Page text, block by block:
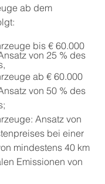
ab dem
bis € 60.000
von 25 % des
ab € 60.000
von 50 % des
Ansatz von
bei einer
mindestens 40 km
Emissionen von